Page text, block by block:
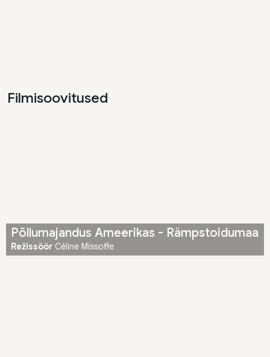
Filmisoovitused
Põllumajandus Ameerikas - Rämpstoidumaa
Režissöör Céline Missoffe